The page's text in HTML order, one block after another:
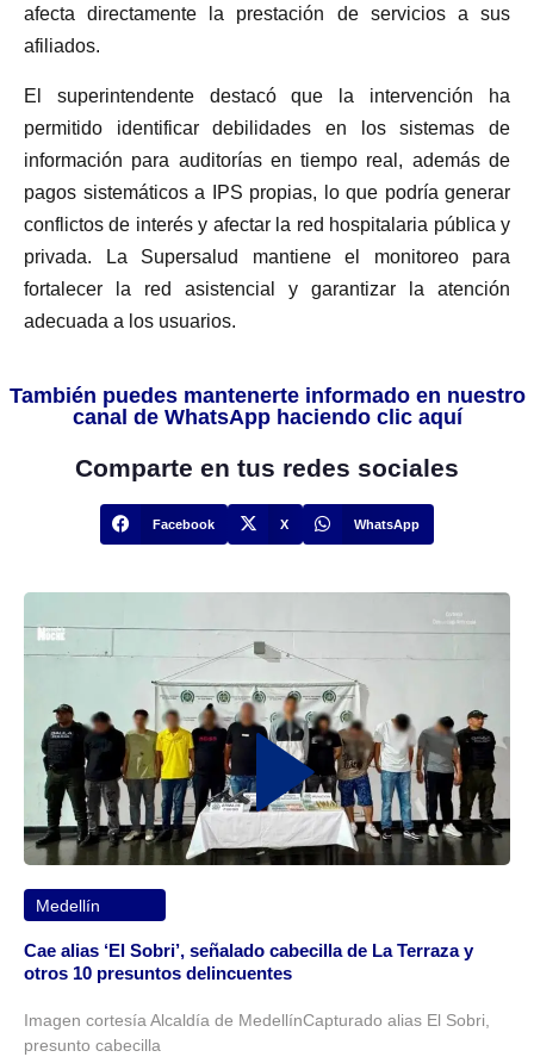
afecta directamente la prestación de servicios a sus
afiliados.
El superintendente destacó que la intervención ha
permitido identificar debilidades en los sistemas de
información para auditorías en tiempo real, además de
pagos sistemáticos a IPS propias, lo que podría generar
conflictos de interés y afectar la red hospitalaria pública y
privada. La Supersalud mantiene el monitoreo para
fortalecer la red asistencial y garantizar la atención
adecuada a los usuarios.
También puedes mantenerte informado en nuestro
canal de WhatsApp haciendo clic aquí
Comparte en tus redes sociales
Facebook X WhatsApp
Medellín
Cae alias ‘El Sobri’, señalado cabecilla de La Terraza y
otros 10 presuntos delincuentes
Imagen cortesía Alcaldía de MedellínCapturado alias El Sobri,
presunto cabecilla